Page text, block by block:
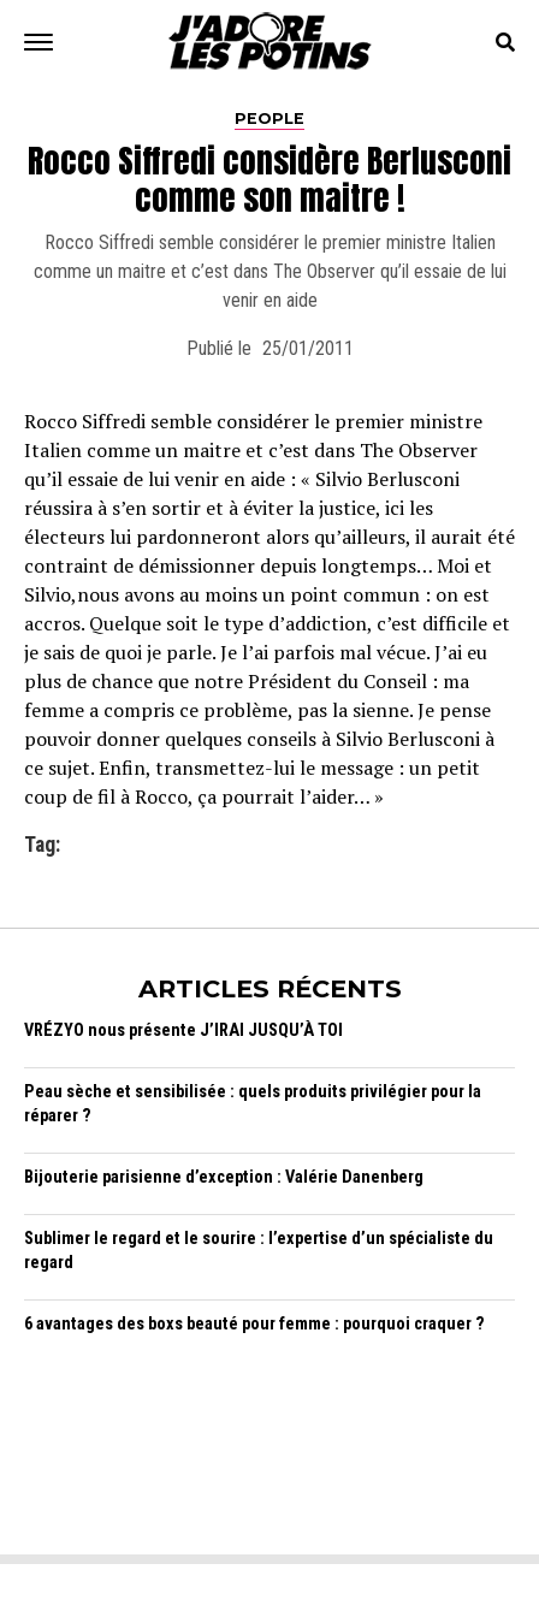
PEOPLE
Rocco Siffredi considère Berlusconi
comme son maitre !
Rocco Siffredi semble considérer le premier ministre Italien
comme un maitre et c’est dans The Observer qu’il essaie de lui
venir en aide
Publié le 25/01/2011
Rocco Siffredi semble considérer le premier ministre
Italien comme un maitre et c’est dans The Observer
qu’il essaie de lui venir en aide : « Silvio Berlusconi
réussira à s’en sortir et à éviter la justice, ici les
électeurs lui pardonneront alors qu’ailleurs, il aurait été
contraint de démissionner depuis longtemps… Moi et
Silvio,nous avons au moins un point commun : on est
accros. Quelque soit le type d’addiction, c’est difficile et
je sais de quoi je parle. Je l’ai parfois mal vécue. J’ai eu
plus de chance que notre Président du Conseil : ma
femme a compris ce problème, pas la sienne. Je pense
pouvoir donner quelques conseils à Silvio Berlusconi à
ce sujet. Enfin, transmettez-lui le message : un petit
coup de fil à Rocco, ça pourrait l’aider… »
Tag:
ARTICLES RÉCENTS
VRÉZYO nous présente J’IRAI JUSQU’À TOI
Peau sèche et sensibilisée : quels produits privilégier pour la
réparer ?
Bijouterie parisienne d’exception : Valérie Danenberg
Sublimer le regard et le sourire : l’expertise d’un spécialiste du
regard
6 avantages des boxs beauté pour femme : pourquoi craquer ?